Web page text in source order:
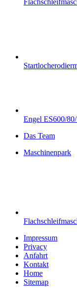
Engel ES600/
Das Team
Maschinenpark
Impressum
Privacy
Anfahrt
Kontakt
Home
Sitemap